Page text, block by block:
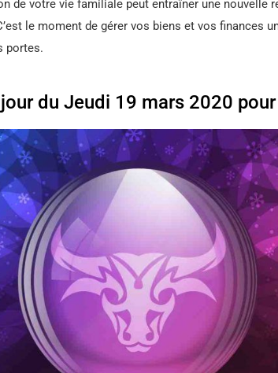
de votre vie familiale peut entraîner une nouvelle
le moment de gérer vos biens et vos finances
portes.
du Jeudi 19 mars 2020 pour